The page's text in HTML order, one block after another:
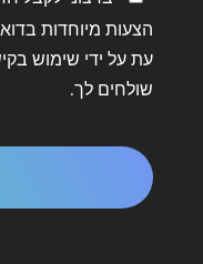
על
קשר
הצעות מיוחדות
עת על ידי שימוש
שולחים לך.